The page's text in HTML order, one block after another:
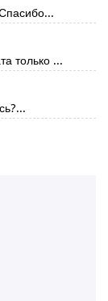
только ...